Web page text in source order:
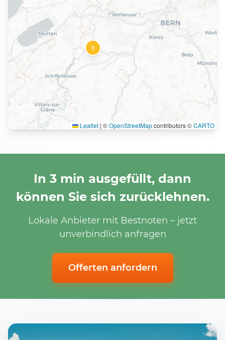
1
Leaflet | ©OpenStreetMapcontributors ©CARTO
In 3 min ausgefüllt, dann
können Sie sich zurücklehnen.
Lokale Anbieter mit Bestnoten – jetzt
unverbindlich anfragen
Offerten anfordern